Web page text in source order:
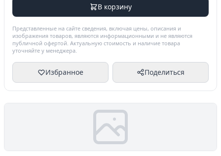
В корзину
Представленные на сайте сведения, включая цены, описания и
изображения товаров, являются информационными и не являются
публичной офертой. Актуальную стоимость и наличие товара
уточняйте у менеджера.
Избранное Поделиться